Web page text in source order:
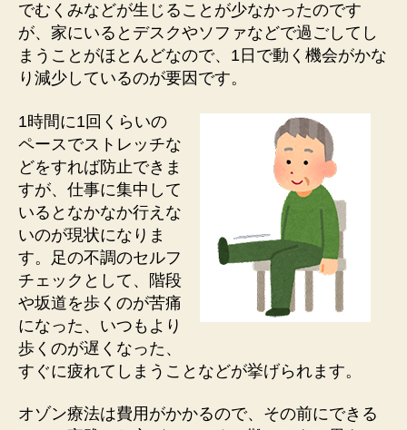
でむくみなどが生じることが少なかったのです
が、家にいるとデスクやソファなどで過ごしてし
まうことがほとんどなので、1日で動く機会がかな
り減少しているのが要因です。
1時間に1回くらいの
ペースでストレッチな
どをすれば防止できま
すが、仕事に集中して
いるとなかなか行えな
いのが現状になりま
す。足の不調のセルフ
チェックとして、階段
や坂道を歩くのが苦痛
になった、いつもより
歩くのが遅くなった、
すぐに疲れてしまうことなどが挙げられます。
オゾン療法は費用がかかるので、その前にできる